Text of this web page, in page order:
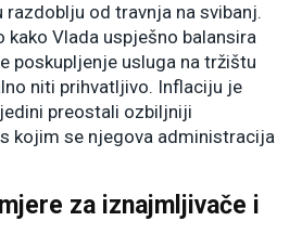
od travnja na svibanj.
kako Vlada uspješno balansira
poskupljenje usluga na tržištu
niti prihvatljivo. Inflaciju je
preostali ozbiljniji
kojim se njegova administracija
za iznajmljivače i